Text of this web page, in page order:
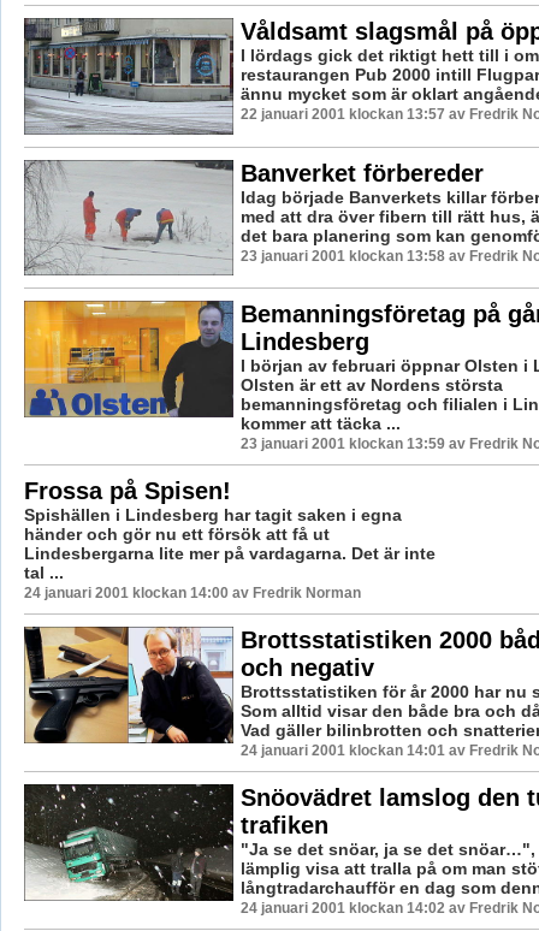
Våldsamt slagsmål på
I lördags gick det riktigt hett till i
restaurangen Pub 2000 intill
ännu mycket som är oklart
22 januari 2001 klockan 13:57 av Fredrik
Banverket förbereder
Idag började Banverkets killar
med att dra över fibern till rätt hus,
det bara planering som kan
23 januari 2001 klockan 13:58 av Fredrik
Bemanningsföretag på
Lindesberg
I början av februari öppnar Olsten i
Olsten är ett av Nordens största
bemanningsföretag och filialen i
kommer att täcka ...
23 januari 2001 klockan 13:59 av Fredrik
Frossa på Spisen!
Spishällen i Lindesberg har tagit saken i egna
händer och gör nu ett försök att få ut
Lindesbergarna lite mer på vardagarna. Det är inte
tal ...
24 januari 2001 klockan 14:00 av Fredrik Norman
Brottsstatistiken 2000
och negativ
Brottsstatistiken för år 2000 har nu
Som alltid visar den både bra och
Vad gäller bilinbrotten och
24 januari 2001 klockan 14:01 av Fredrik
Snöovädret lamslog den
trafiken
"Ja se det snöar, ja se det snöar…",
lämplig visa att tralla på om man
långtradarchaufför en dag som
24 januari 2001 klockan 14:02 av Fredrik